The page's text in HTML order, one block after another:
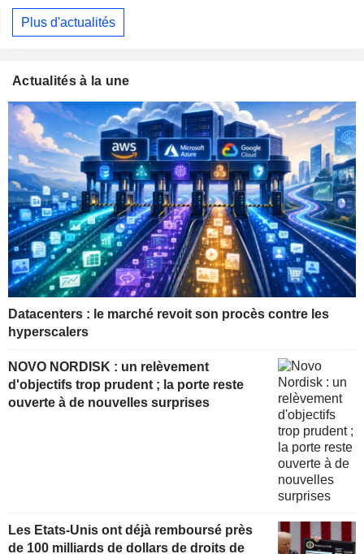
Plus d'actualités
Actualités à la une
Datacenters : le marché revoit son procès contre les
hyperscalers
NOVO NORDISK : un relèvement
d'objectifs trop prudent ; la porte reste
ouverte à de nouvelles surprises
Les Etats-Unis ont déjà remboursé près
de 100 milliards de dollars de droits de